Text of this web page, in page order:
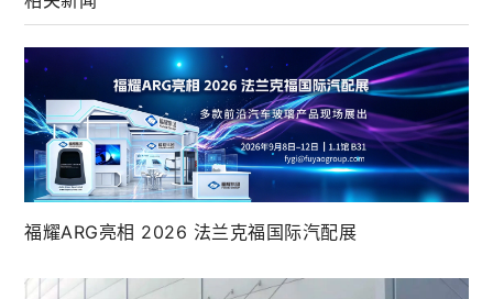
福耀ARG亮相 2026 法兰克福国际汽配展